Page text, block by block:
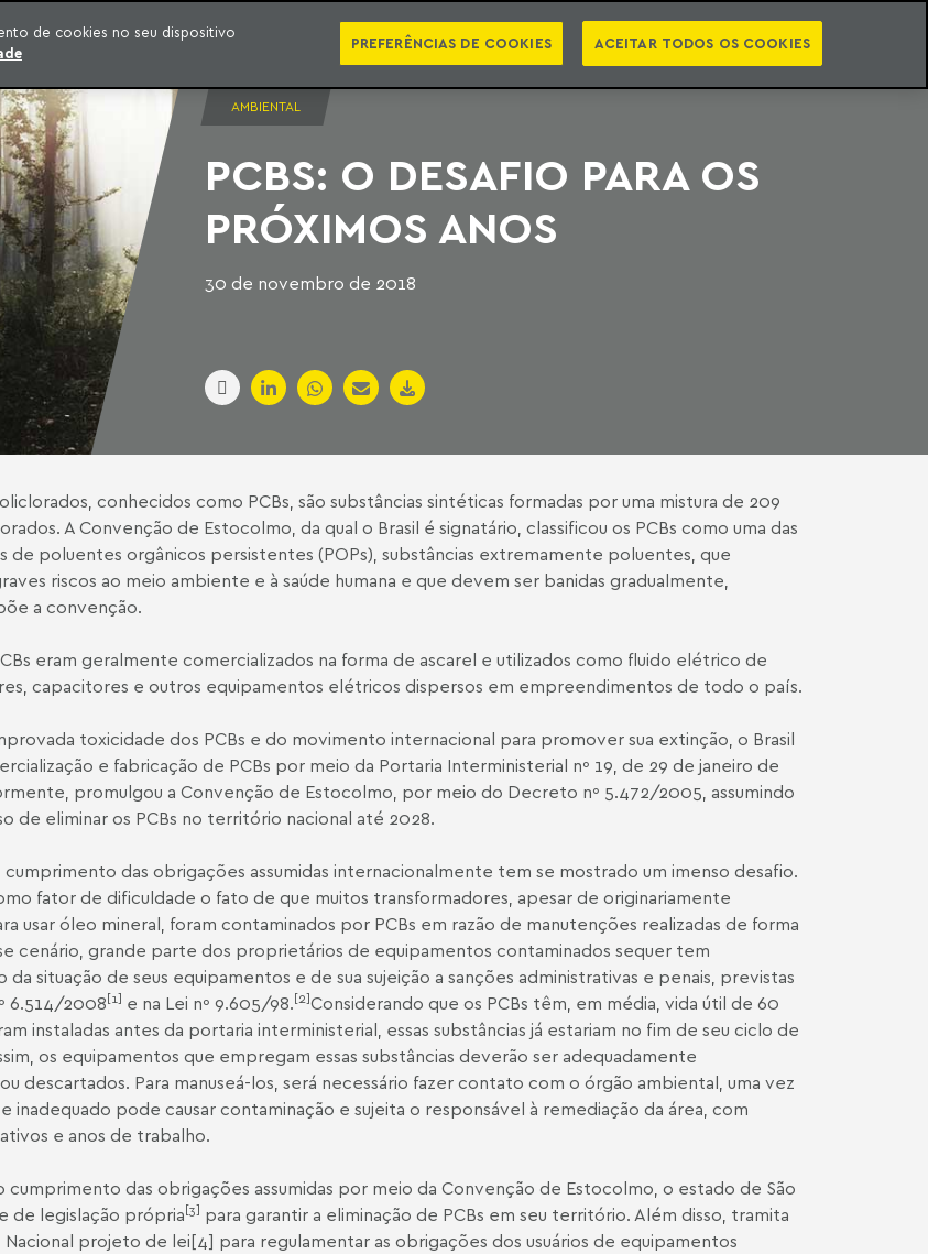
SÉRIES PUBLICAÇÕES EBOOKS PODCASTS NEWSLETTER VIDEOCASTS PT EN CATEGORIAS
AMBIENTAL
PCBS: O DESAFIO PARA OS
PRÓXIMOS ANOS
30 de novembro de 2018
conhecidos como PCBs, são substâncias sintéticas formadas por uma mistura de 209
A Convenção de Estocolmo, da qual o Brasil é signatário, classificou os PCBs como uma das
de poluentes orgânicos persistentes (POPs), substâncias extremamente poluentes, que
riscos ao meio ambiente e à saúde humana e que devem ser banidas gradualmente,
a convenção.
eram geralmente comercializados na forma de ascarel e utilizados como fluido elétrico de
capacitores e outros equipamentos elétricos dispersos em empreendimentos de todo o país.
toxicidade dos PCBs e do movimento internacional para promover sua extinção, o Brasil
e fabricação de PCBs por meio da Portaria Interministerial nº 19, de 29 de janeiro de
promulgou a Convenção de Estocolmo, por meio do Decreto nº 5.472/2005, assumindo
de eliminar os PCBs no território nacional até 2028.
das obrigações assumidas internacionalmente tem se mostrado um imenso desafio.
fator de dificuldade o fato de que muitos transformadores, apesar de originariamente
usar óleo mineral, foram contaminados por PCBs em razão de manutenções realizadas de forma
cenário, grande parte dos proprietários de equipamentos contaminados sequer tem
situação de seus equipamentos e de sua sujeição a sanções administrativas e penais, previstas
6.514/2008[1] e na Lei nº 9.605/98.[2]Considerando que os PCBs têm, em média, vida útil de 60
instaladas antes da portaria interministerial, essas substâncias já estariam no fim de seu ciclo de
os equipamentos que empregam essas substâncias deverão ser adequadamente
descartados. Para manuseá-los, será necessário fazer contato com o órgão ambiental, uma vez
inadequado pode causar contaminação e sujeita o responsável à remediação da área, com
e anos de trabalho.
cumprimento das obrigações assumidas por meio da Convenção de Estocolmo, o estado de São
de legislação própria[3] para garantir a eliminação de PCBs em seu território. Além disso, tramita
Nacional projeto de lei[4] para regulamentar as obrigações dos usuários de equipamentos
de cookies no seu dispositivo
PREFERÊNCIAS DE COOKIES ACEITAR TODOS OS COOKIES